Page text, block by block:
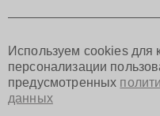
Омск
Красноярск
Пермь
Ульяновск
Используем cookies для
персонализации
предусмотренных
данных